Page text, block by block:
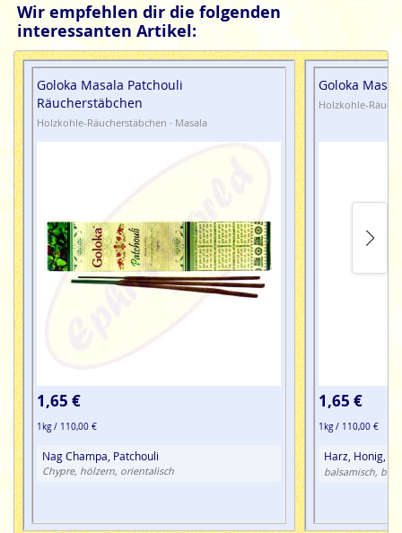
Wir empfehlen dir die folgenden
interessanten Artikel:
Goloka Masala Patchouli
Räucherstäbchen
Holzkohle-Räucherstäbchen · Masala
1,65 €
1kg / 110,00 €
Nag Champa, Patchouli
Chypre, hölzern, orientalisch
Goloka
Holzkohle-
1,65 €
1kg / 110,00 €
Harz, Honig,
balsamisch,